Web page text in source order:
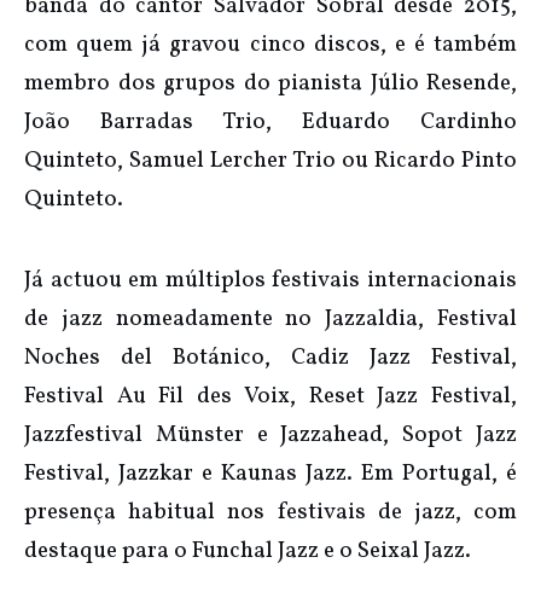
banda do cantor Salvador Sobral desde 2015,
com quem já gravou cinco discos, e é também
membro dos grupos do pianista Júlio Resende,
João Barradas Trio, Eduardo Cardinho
Quinteto, Samuel Lercher Trio ou Ricardo Pinto
Quinteto.
Já actuou em múltiplos festivais internacionais
de jazz nomeadamente no Jazzaldia, Festival
Noches del Botánico, Cadiz Jazz Festival,
Festival Au Fil des Voix, Reset Jazz Festival,
Jazzfestival Münster e Jazzahead, Sopot Jazz
Festival, Jazzkar e Kaunas Jazz. Em Portugal, é
presença habitual nos festivais de jazz, com
destaque para o Funchal Jazz e o Seixal Jazz.